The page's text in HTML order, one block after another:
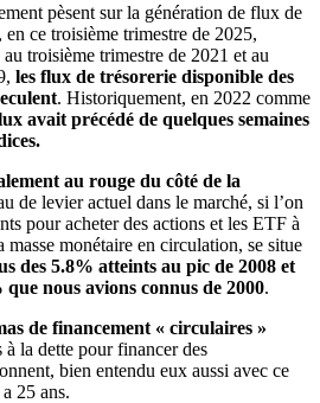
pèsent sur la génération de flux de
ce troisième trimestre de 2025,
troisième trimestre de 2021 et au
les flux de trésorerie disponible des
. Historiquement, en 2022 comme
avait précédé de quelques semaines
au rouge du côté de la
de levier actuel dans le marché, si l’on
pour acheter des actions et les ETF à
monétaire en circulation, se situe
des 5.8% atteints au pic de 2008 et
que nous avions connus de 2000.
de financement « circulaires »
la dette pour financer des
bien entendu eux aussi avec ce
25 ans.